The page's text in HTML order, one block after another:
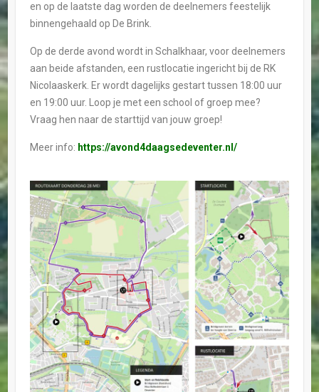
en op de laatste dag worden de deelnemers feestelijk
binnengehaald op De Brink.
Op de derde avond wordt in Schalkhaar, voor deelnemers
aan beide afstanden, een rustlocatie ingericht bij de RK
Nicolaaskerk. Er wordt dagelijks gestart tussen 18:00 uur
en 19:00 uur. Loop je met een school of groep mee?
Vraag hen naar de starttijd van jouw groep!
Meer info: https://avond4daagsedeventer.nl/